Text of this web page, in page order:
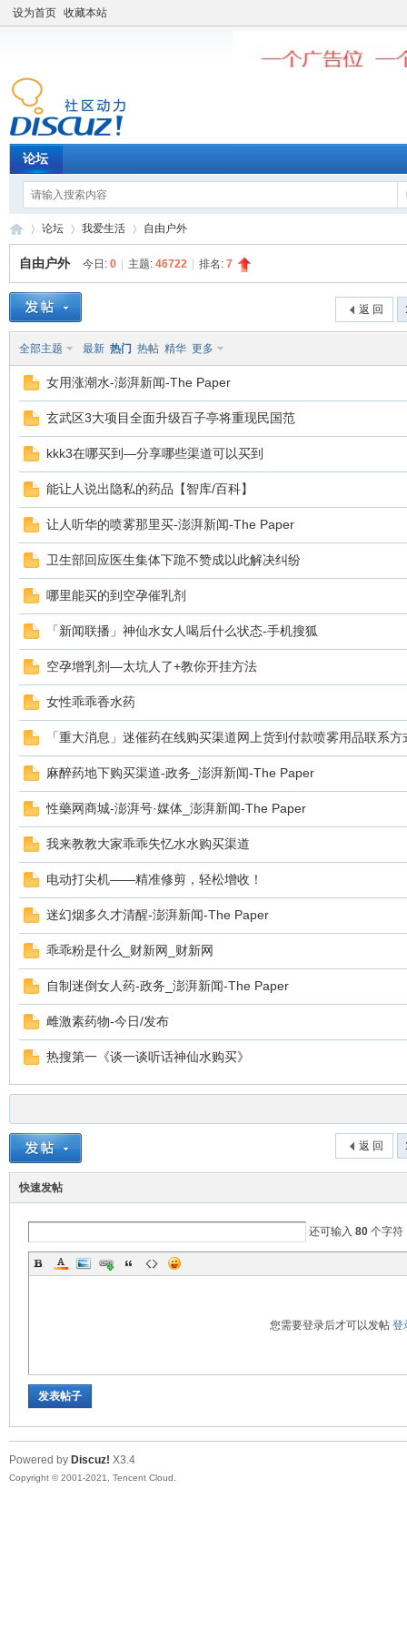
设为首页 收藏本站
论坛
»
论坛
›
我爱生活 自由户外
自由户外 今日: 0 主题: 46722 排名: 7
返 回
全部主题 最新 热门 热帖 精华 更多
女用涨潮水-澎湃新闻-The Paper
玄武区3大项目全面升级百子亭将重现民国范
kkk3在哪买到—分享哪些渠道可以买到
能让人说出隐私的药品【智库/百科】
让人听华的喷雾那里买-澎湃新闻-The Paper
卫生部回应医生集体下跪不赞成以此解决纠纷
哪里能买的到空孕催乳剂
「新闻联播」神仙水女人喝后什么状态-手机搜狐
空孕增乳剂—太坑人了+教你开挂方法
女性乖乖香水药
「重大消息」迷催药在线购买渠道网上货到付款喷雾用品联系方
麻醉药地下购买渠道-政务_澎湃新闻-The Paper
性藥网商城-澎湃号·媒体_澎湃新闻-The Paper
我来教教大家乖乖失忆水水购买渠道
电动打尖机——精准修剪，轻松增收！
迷幻烟多久才清醒-澎湃新闻-The Paper
乖乖粉是什么_财新网_财新网
自制迷倒女人药-政务_澎湃新闻-The Paper
雌激素药物-今日/发布
热搜第一《谈一谈听话神仙水购买》
返 回
快速发帖
还可输入 80个字符
您需要登录后才可以发帖 登
发表帖子
Powered by Discuz! X3.4
Copyright © 2001-2021, Tencent Cloud.